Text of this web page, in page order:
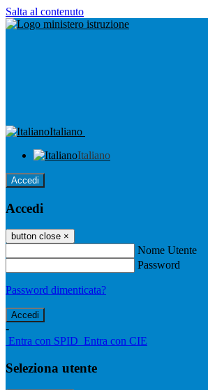
Salta al contenuto
Italiano
Italiano
Accedi
Accedi
button close ×
Nome Utente
Password
Password dimenticata?
-
Entra con SPID Entra con CIE
Seleziona utente